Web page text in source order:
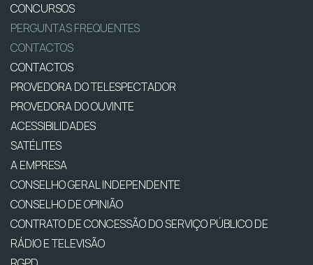
CONCURSOS
PERGUNTAS FREQUENTES
CONTACTOS
CONTACTOS
PROVEDORA DO TELESPECTADOR
PROVEDORA DO OUVINTE
ACESSIBILIDADES
SATÉLITES
A EMPRESA
CONSELHO GERAL INDEPENDENTE
CONSELHO DE OPINIÃO
CONTRATO DE CONCESSÃO DO SERVIÇO PÚBLICO DE
RÁDIO E TELEVISÃO